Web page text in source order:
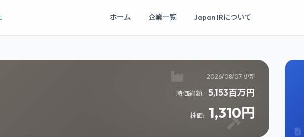
ホーム 企業一覧 Japan IRについて
2026/08/07 更新
時価総額: 5,153百万円
株価: 1,310円